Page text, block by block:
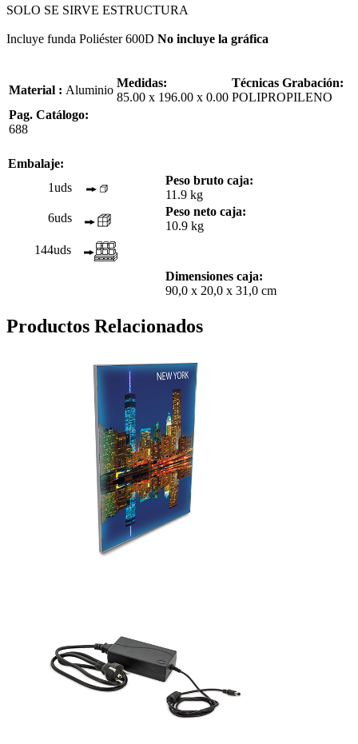
SOLO SE SIRVE ESTRUCTURA
Incluye funda Poliéster 600D No incluye la gráfica
Material : Aluminio
Medidas:
85.00 x 196.00 x 0.00
Técnicas Grabación:
POLIPROPILENO
Pag. Catálogo:
688
Embalaje:
1uds
Peso bruto caja:
11.9 kg
6uds
Peso neto caja:
10.9 kg
144uds
Dimensiones caja:
90,0 x 20,0 x 31,0 cm
Productos Relacionados